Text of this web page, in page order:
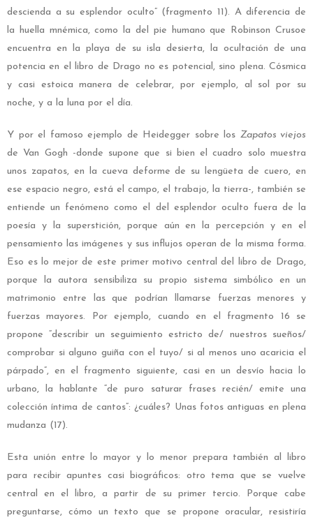
descienda a su esplendor oculto” (fragmento 11). A diferencia de
la huella mnémica, como la del pie humano que Robinson Crusoe
encuentra en la playa de su isla desierta, la ocultación de una
potencia en el libro de Drago no es potencial, sino plena. Cósmica
y casi estoica manera de celebrar, por ejemplo, al sol por su
noche, y a la luna por el día.
Y por el famoso ejemplo de Heidegger sobre los Zapatos viejos
de Van Gogh -donde supone que si bien el cuadro solo muestra
unos zapatos, en la cueva deforme de su lengüeta de cuero, en
ese espacio negro, está el campo, el trabajo, la tierra-, también se
entiende un fenómeno como el del esplendor oculto fuera de la
poesía y la superstición, porque aún en la percepción y en el
pensamiento las imágenes y sus influjos operan de la misma forma.
Eso es lo mejor de este primer motivo central del libro de Drago,
porque la autora sensibiliza su propio sistema simbólico en un
matrimonio entre las que podrían llamarse fuerzas menores y
fuerzas mayores. Por ejemplo, cuando en el fragmento 16 se
propone “describir un seguimiento estricto de/ nuestros sueños/
comprobar si alguno guiña con el tuyo/ si al menos uno acaricia el
párpado”, en el fragmento siguiente, casi en un desvío hacia lo
urbano, la hablante “de puro saturar frases recién/ emite una
colección íntima de cantos”: ¿cuáles? Unas fotos antiguas en plena
mudanza (17).
Esta unión entre lo mayor y lo menor prepara también al libro
para recibir apuntes casi biográficos: otro tema que se vuelve
central en el libro, a partir de su primer tercio. Porque cabe
preguntarse, cómo un texto que se propone oracular, resistiría